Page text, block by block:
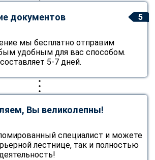
5
документов
мы бесплатно отправим
удобным для вас способом.
5-7 дней.
Вы великолепны!
специалист и можете
лестнице, так и полностью